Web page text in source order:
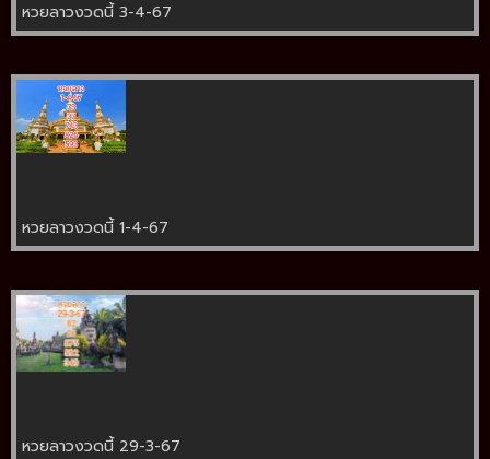
หวยลาวงวดนี้ 3-4-67
หวยลาวงวดนี้ 1-4-67
หวยลาวงวดนี้ 29-3-67